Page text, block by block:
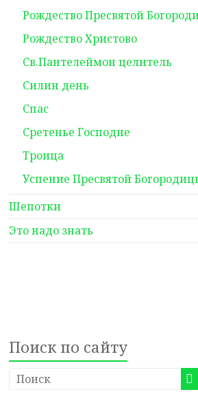
Рождество Пресвятой
Рождество Христово
Св.Пантелеймон целитель
Силин день
Спас
Сретенье Господне
Троица
Успение Пресвятой
Шепотки
Это надо знать
Поиск по сайту